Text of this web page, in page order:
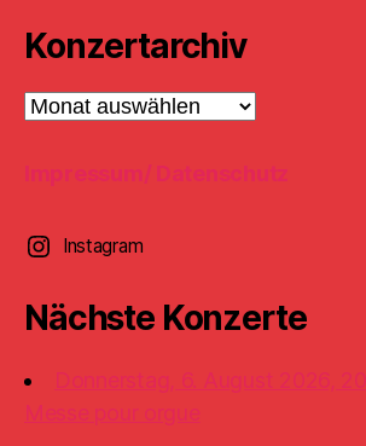
Konzertarchiv
Konzertarchiv
Impressum/ Datenschutz
Instagram
Nächste Konzerte
Donnerstag, 6. August 2026,
Messe pour orgue